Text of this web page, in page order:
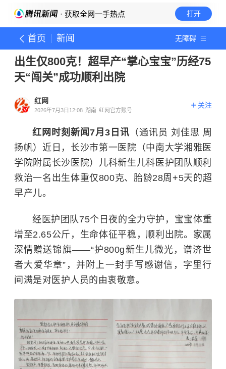
· 获取全网一手热点 打开
首页 新闻 无障碍
出生仅800克！超早产“掌心宝宝”历经75
天“闯关”成功顺利出院
红网
2026年7月3日12:08 湖南 红网官方账号
关注
红网时刻新闻7月3日讯 （通讯员 刘佳思 周
扬帆）近日，长沙市第一医院（中南大学湘雅医
学院附属长沙医院）儿科新生儿科医护团队顺利
救治一名出生体重仅800克、胎龄28周+5天的超
早产儿。
经医护团队75个日夜的全力守护，宝宝体重
增至2.65公斤，生命体征平稳，顺利出院。家属
深情赠送锦旗——“护800g新生儿微光，谱济世
者大爱华章”，并附上一封手写感谢信，字里行
间满是对医护人员的由衷敬意。